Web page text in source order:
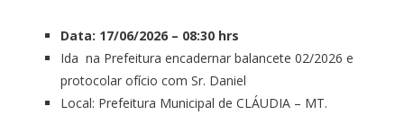
Data: 17/06/2026 – 08:30 hrs
Ida na Prefeitura encadernar balancete 02/2026 e
protocolar ofício com Sr. Daniel
Local: Prefeitura Municipal de CLÁUDIA – MT.